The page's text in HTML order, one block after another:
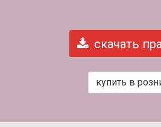
скачать
купить в